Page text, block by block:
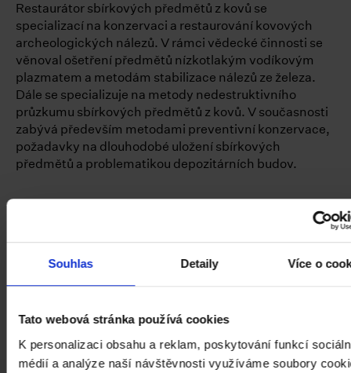
Souhlas Detaily Více o
Tato webová stránka používá cookies
K personalizaci obsahu a reklam, poskytování funkcí
médií a analýze naší návštěvnosti využíváme soubory
Restaurátor sbírkových předmětů z kovů se
specializací na konzervaci a restaurování kovových
archeologických nálezů. V rámci vědecké činnosti se
věnoval ošetření předmětů nízkotlakým vodíkovým
plazmatem a metodám stabilizace nálezů ze železa.
Dále se specializuje na metody nedestruktivního
průzkumu sbírkových předmětů z kovů. V současnosti
zabývá především metodami preventivní konzervace,
požadavky na dlouhodobé uložení sbírkových
předmětů a problematikou depozitárních budov.
Pracoval jako konzervátor a restaurátor ve
Vitenskapsmuseet v Trondheimu, UiT Tromsø
museum v Tromsø a jako soukromý restaurátor.
AMG, vedoucí pracovní skupiny Kovy KKR AMG.